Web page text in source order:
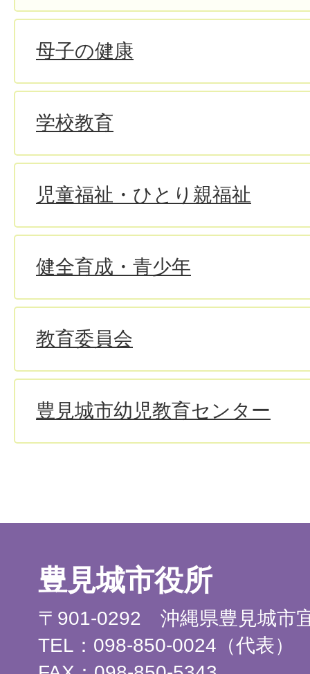
母子の健康
学校教育
児童福祉・ひとり親福祉
健全育成・青少年
教育委員会
豊見城市幼児教育センター
豊見城市役所
〒901-0292 沖縄県豊見城市
TEL：098-850-0024（代表）